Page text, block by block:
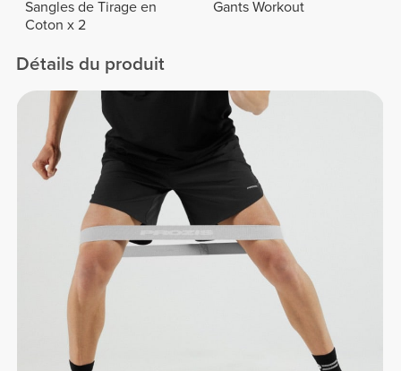
Sangles de Tirage en
Coton x 2
Gants Workout
Détails du produit